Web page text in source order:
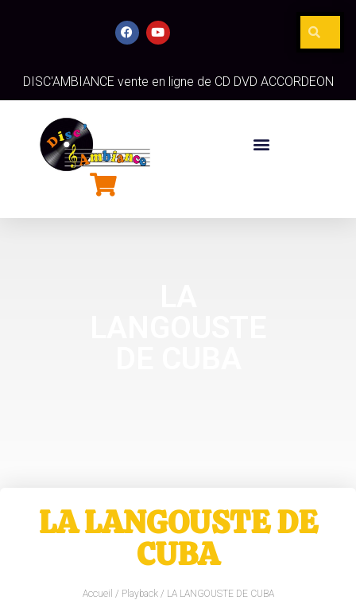
DISC'AMBIANCE vente en ligne de CD DVD ACCORDEON
LA LANGOUSTE DE
CUBA
Accueil / Playback/ LA LANGOUSTE DE CUBA